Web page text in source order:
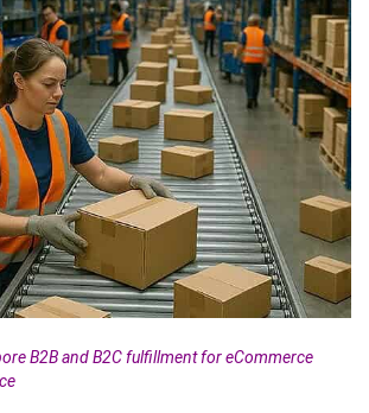
B2B and B2C fulfillment for eCommerce